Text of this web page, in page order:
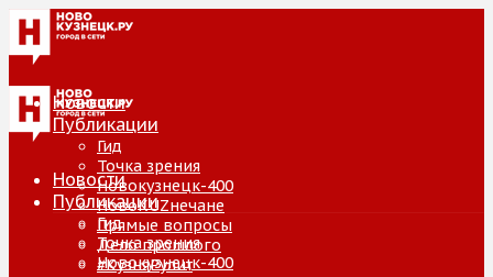
Новости
Публикации
Гид
Точка зрения
Новокузнецк-400
НовоKUZнечане
Прямые вопросы
Дело прошлого
#КузняРулит
Новости
Публикации
Гид
Точка зрения
Новокузнецк-400